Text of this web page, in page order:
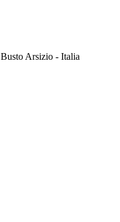
Arsizio - Italia